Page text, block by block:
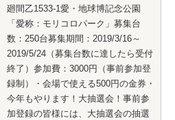
廻間乙1533-1愛・地球博記念公園
「愛称：モリコロパーク」募集台
数：250台募集期間：2019/3/16～
2019/5/24（募集台数に達したら受付
終了）参加費：3000円（事前参加登
録制）・会場で使える500円の金券・
今年もやります！大抽選会！事前参
加登録の皆様には、大抽選会の抽選